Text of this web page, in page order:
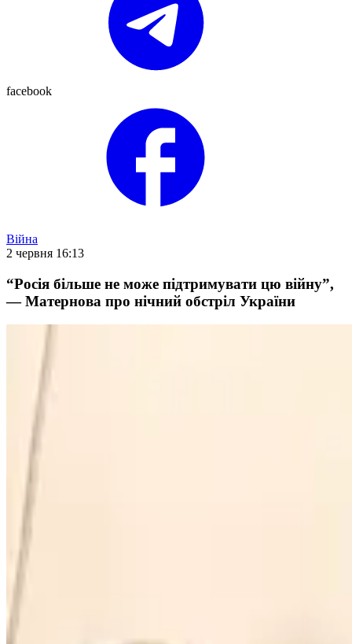
facebook
Війна
2 червня 16:13
“Росія більше не може підтримувати цю війну”,
— Матернова про нічний обстріл України